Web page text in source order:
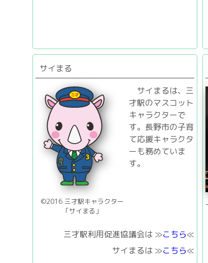
サイまる
©2016 三才駅キャラクター
「サイまる」
サイまるは、三
才駅のマスコット
キャラクターで
す。長野市の子育
て応援キャラクタ
ーも務めていま
す。
三才駅利用促進協議会は ≫こちら≪
サイまるは ≫こちら≪